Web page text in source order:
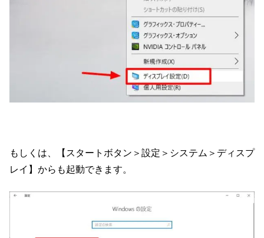
もしくは、【スタートボタン＞設定＞システム＞ディスプ
レイ】からも起動できます。